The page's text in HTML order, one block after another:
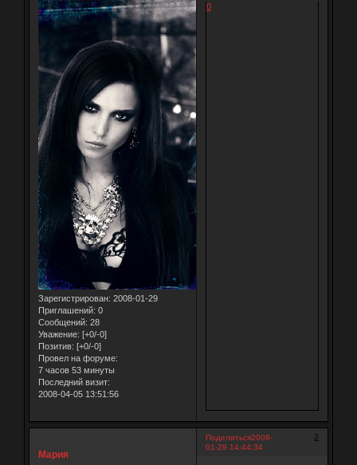
Зарегистрирован: 2008-01-29
Приглашений: 0
Сообщений: 28
Уважение: [+0/-0]
Позитив: [+0/-0]
Провел на форуме:
7 часов 53 минуты
Последний визит:
2008-04-05 13:51:56
0
Поделиться 2
2008-
01-29 14:44:34
Мария